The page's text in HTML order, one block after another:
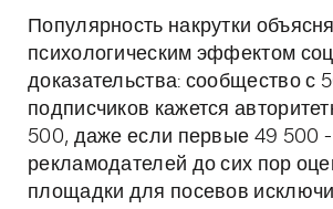
Популярность накрутки
психологическим эффектом
доказательства: сообщество с
подписчиков кажется
500, даже если первые 49 500 -
рекламодателей до сих пор
площадки для посевов